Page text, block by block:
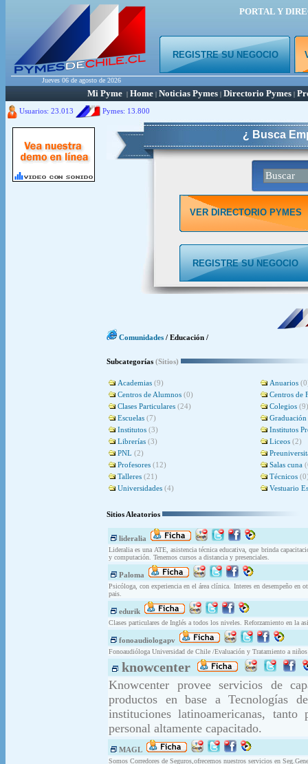
PORTAL Y
REGISTRE SU NEGOCIO
Jueves 06 de agosto de 2026
Mi Pyme | Home | Noticias Pymes | Directorio Pymes |
Usuarios: 23.013 Pymes: 13.800
¿ Busca
VER DIRECTORIO PYMES
REGISTRE SU NEGOCIO
Comunidades / Educación /
Subcategorías (Sitios)
Academias (9) Anuarios
Centros de Alumnos (0)
Centros de
Clases Particulares (24) Colegios (9)
Escuelas (7) Graduación
Institutos (3)
Institutos
Librerías (3) Liceos (2)
PNL (2)
Profesores (12) Salas cuna
Talleres (21) Técnicos
Universidades (4) Vestuario
Sitios Aleatorios
lideralia
Lideralia es una ATE, asistencia técnica educativa, que brinda
y computación. Tenemos cursos a distancia y presenciales.
Paloma
Psicóloga, con experiencia en el área clínica. Interes en desempeño en
pais.
edurik
Clases particulares de Inglés a todos los niveles. Reforzamiento en la
fonoaudiologapv
Fonoaudióloga Universidad de Chile /Evaluación y Tratamiento a
knowcenter
Knowcenter provee servicios de
productos en base a Tecnologías
instituciones latinoamericanas, tanto
personal altamente capacitado.
MAGL
Somos Corredores de Seguros,ofrecemos nuestros servicios en